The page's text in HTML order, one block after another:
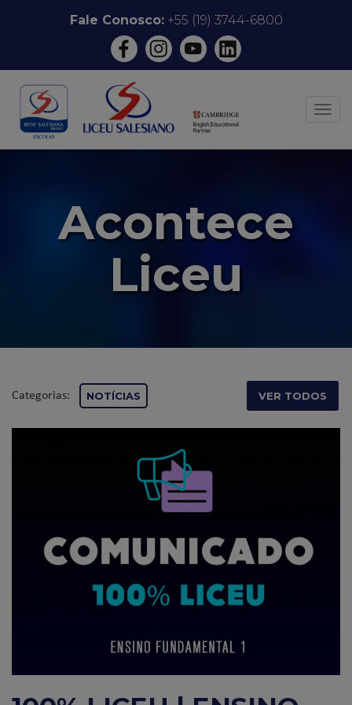
conteúdo
Fale Conosco:+55 (19) 3744-6800
Acontece
Liceu
Categorias: NOTÍCIAS VER TODOS